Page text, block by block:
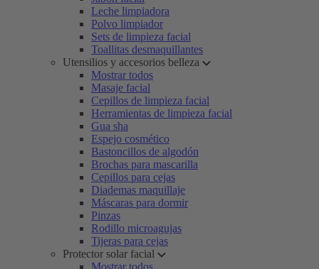
Leche limpiadora
Polvo limpiador
Sets de limpieza facial
Toallitas desmaquillantes
Utensilios y accesorios belleza
Mostrar todos
Masaje facial
Cepillos de limpieza facial
Herramientas de limpieza facial
Gua sha
Espejo cosmético
Bastoncillos de algodón
Brochas para mascarilla
Cepillos para cejas
Diademas maquillaje
Máscaras para dormir
Pinzas
Rodillo microagujas
Tijeras para cejas
Protector solar facial
Mostrar todos